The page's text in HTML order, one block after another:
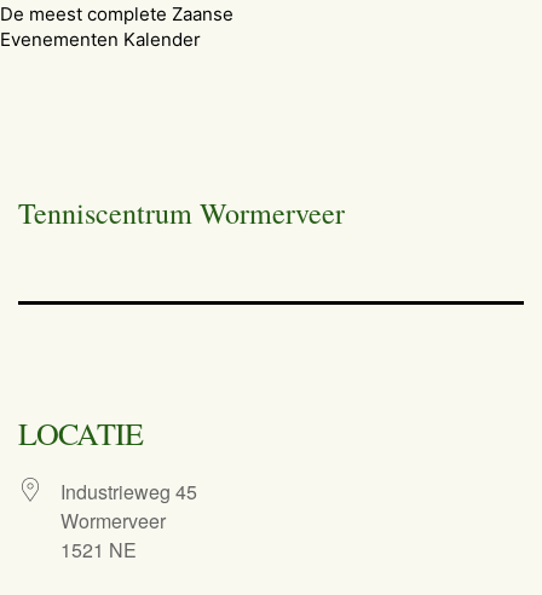
De meest complete Zaanse
Evenementen Kalender
Tenniscentrum Wormerveer
LOCATIE
Industrieweg 45
Wormerveer
1521 NE